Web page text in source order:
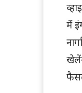
में